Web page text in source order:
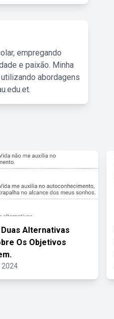
empregando
e paixão. Minha
abordagens
Alternativas
Os Objetivos
2024